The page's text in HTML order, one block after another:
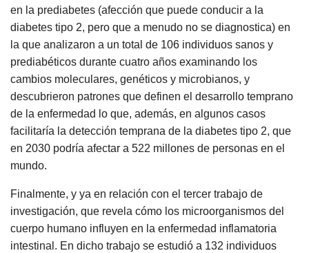
en la prediabetes (afección que puede conducir a la
diabetes tipo 2, pero que a menudo no se diagnostica) en
la que analizaron a un total de 106 individuos sanos y
prediabéticos durante cuatro años examinando los
cambios moleculares, genéticos y microbianos, y
descubrieron patrones que definen el desarrollo temprano
de la enfermedad lo que, además, en algunos casos
facilitaría la detección temprana de la diabetes tipo 2, que
en 2030 podría afectar a 522 millones de personas en el
mundo.
Finalmente, y ya en relación con el tercer trabajo de
investigación, que revela cómo los microorganismos del
cuerpo humano influyen en la enfermedad inflamatoria
intestinal. En dicho trabajo se estudió a 132 individuos